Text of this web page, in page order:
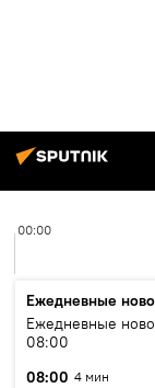
00:00
Ежедневные
Ежедневные
08:00
08:00 4 мин